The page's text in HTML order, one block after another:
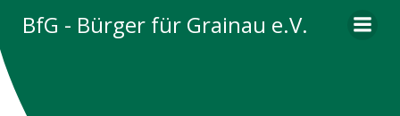
Inhalt
BfG - Bürger für Grainau e.V.